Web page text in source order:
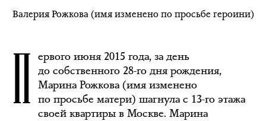
Валерия Рожкова (имя изменено по просьбе героини)
П ервого июня 2015 года, за день
до собственного 28-го дня рождения,
Марина Рожкова (имя изменено
по просьбе матери) шагнула с 13-го этажа
своей квартиры в Москве. Марина